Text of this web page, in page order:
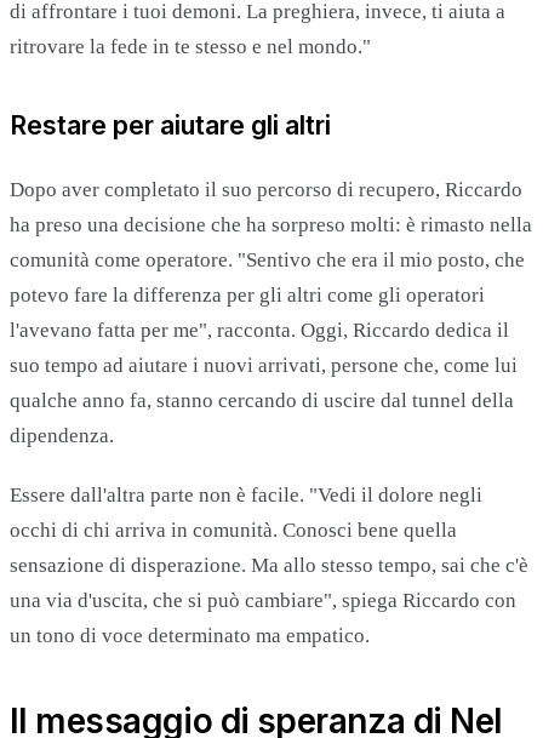
di affrontare i tuoi demoni. La preghiera, invece, ti aiuta a
ritrovare la fede in te stesso e nel mondo."
Restare per aiutare gli altri
Dopo aver completato il suo percorso di recupero, Riccardo
ha preso una decisione che ha sorpreso molti: è rimasto nella
comunità come operatore. "Sentivo che era il mio posto, che
potevo fare la differenza per gli altri come gli operatori
l'avevano fatta per me", racconta. Oggi, Riccardo dedica il
suo tempo ad aiutare i nuovi arrivati, persone che, come lui
qualche anno fa, stanno cercando di uscire dal tunnel della
dipendenza.
Essere dall'altra parte non è facile. "Vedi il dolore negli
occhi di chi arriva in comunità. Conosci bene quella
sensazione di disperazione. Ma allo stesso tempo, sai che c'è
una via d'uscita, che si può cambiare", spiega Riccardo con
un tono di voce determinato ma empatico.
Il messaggio di speranza di Nel